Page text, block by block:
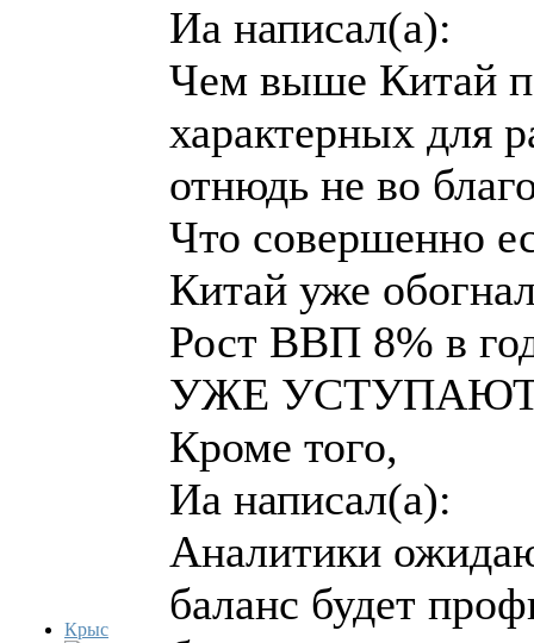
Крыс
Иа написал(а):
Чем выше Китай
характерных для
отнюдь не во
Что совершенно
Китай уже
Рост ВВП 8% в
УЖЕ УСТУПАЮТ
Кроме того,
Иа написал(а):
Аналитики
баланс будет